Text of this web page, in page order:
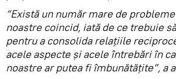
“Există un număr mare de
noastre coincid, iată de ce trebuie
pentru a consolida relațiile
acele aspecte și acele întrebări în
noastre ar putea fi îmbunătățite”, a